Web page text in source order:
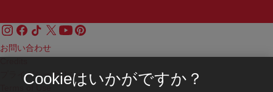
お問い合わせ
プライバシーポリシー
Cookieはいかがですか？